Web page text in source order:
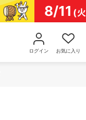
ログイン お気に入り